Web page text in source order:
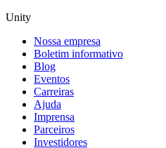
Unity
Nossa empresa
Boletim informativo
Blog
Eventos
Carreiras
Ajuda
Imprensa
Parceiros
Investidores